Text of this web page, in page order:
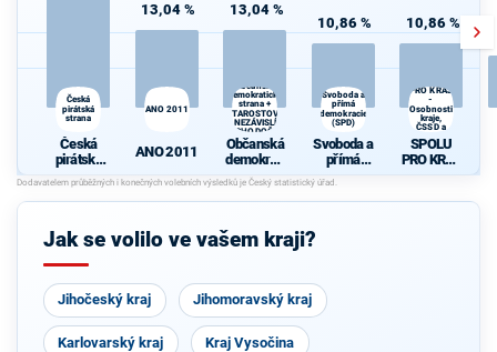
Česká
pirátská
strana
Česká
pirátská
strana
13,04 %
ANO 2011
ANO 2011
13,04 %
Občanská
demokratická
strana +
STAROSTOVÉ
A NEZÁVISLÍ a
VÝCHODOČEŠI
Občanská
demokrati
cká strana
+
STAROST
NEZÁVISL
ČEŠI
10,86 %
Svoboda a
přímá
demokracie
(SPD)
Svoboda a
přímá
demokraci
e (SPD)
10,86 %
PRO KRAJ
-
Osobnosti
kraje,
ČSSD a
SPOLU
PRO KRAJ
-
kraje,
Jak se volilo ve vašem kraji?
Jihočeský kraj Jihomoravský kraj
Karlovarský kraj Kraj Vysočina